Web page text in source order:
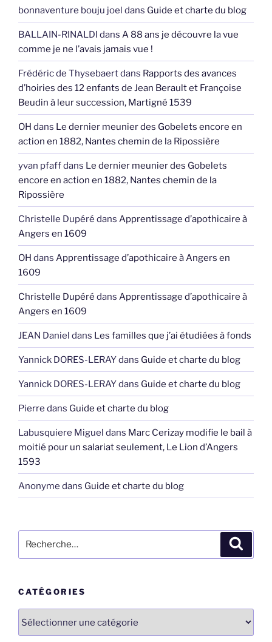
bonnaventure bouju joel dans Guide et charte du blog
BALLAIN-RINALDI dans A 88 ans je découvre la vue
comme je ne l’avais jamais vue !
Frédéric de Thysebaertdans Rapports des avances
d’hoiries des 12 enfants de Jean Berault et Françoise
Beudin à leur succession, Martigné 1539
OH dans Le dernier meunier des Gobelets encore en
action en 1882, Nantes chemin de la Ripossière
yvan pfaffdans Le dernier meunier des Gobelets
encore en action en 1882, Nantes chemin de la
Ripossière
Christelle Dupéré dans Apprentissage d’apothicaire à
Angers en 1609
OH dans Apprentissage d’apothicaire à Angers en
1609
Christelle Dupéré dans Apprentissage d’apothicaire à
Angers en 1609
JEAN Daniel dans Les familles que j’ai étudiées à fonds
Yannick DORES-LERAYdans Guide et charte du blog
Yannick DORES-LERAYdans Guide et charte du blog
Pierre dans Guide et charte du blog
Labusquiere Miguel dans Marc Cerizay modifie le bail à
moitié pour un salariat seulement, Le Lion d’Angers
1593
Anonyme dans Guide et charte du blog
pour
CATÉGORIES